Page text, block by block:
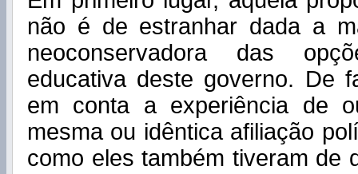
não é de estranhar dada a
neoconservadora das
educativa deste governo. De
em conta a experiência de
mesma ou idêntica afiliação
como eles também tiveram de